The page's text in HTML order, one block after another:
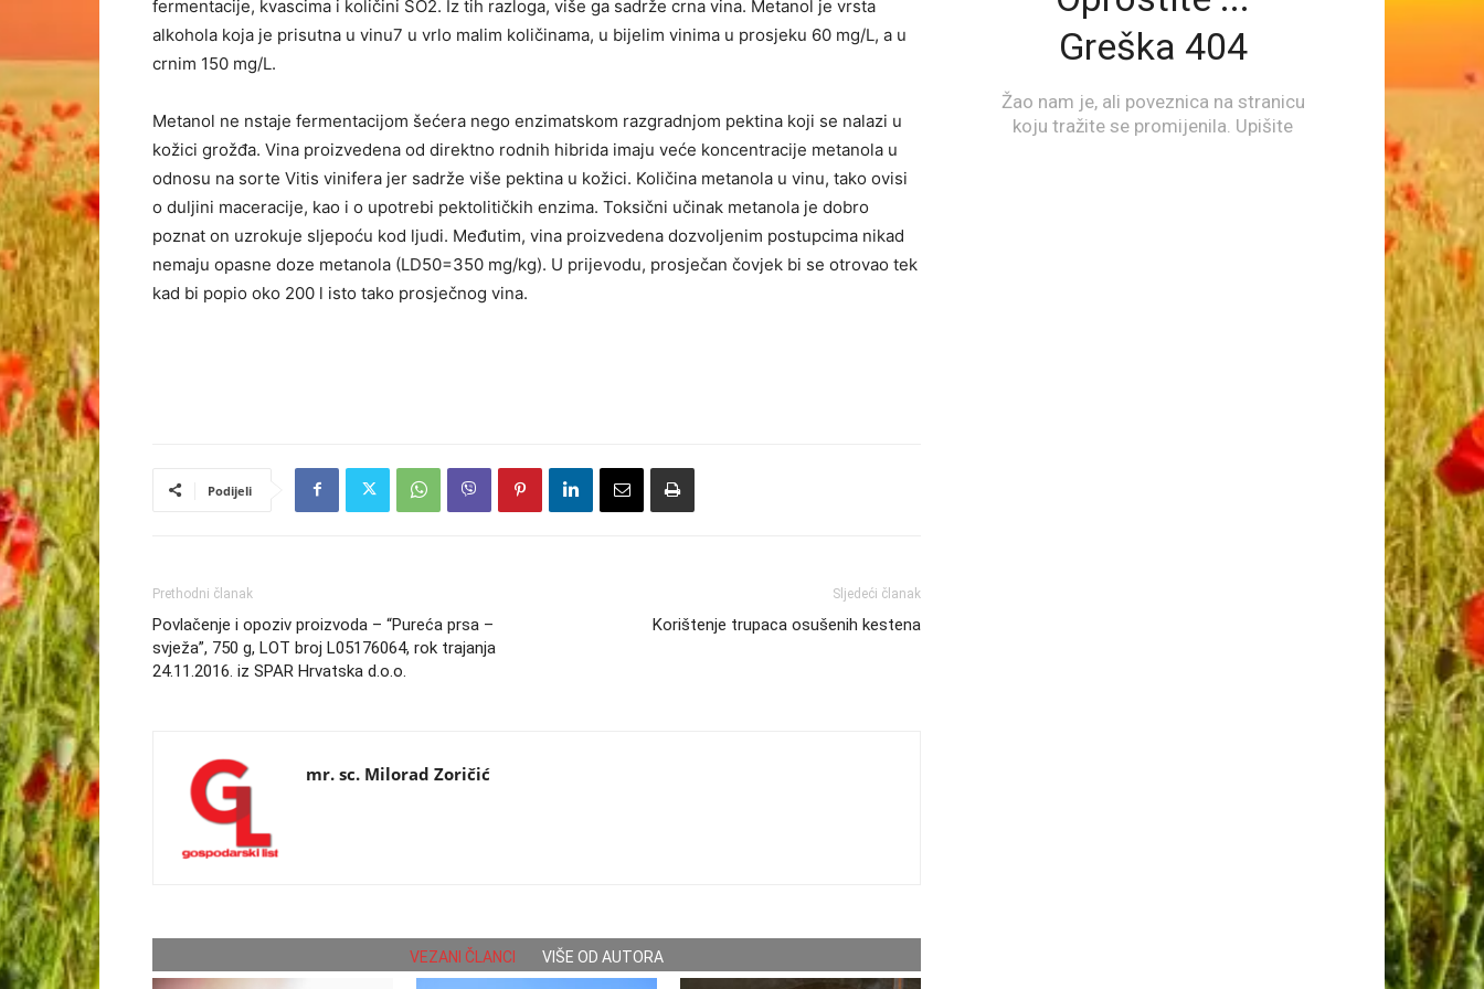
fermentacije, kvascima i količini SO2. Iz tih razloga, više ga sadrže crna vina. Metanol je vrsta
alkohola koja je prisutna u vinu7 u vrlo malim količinama, u bijelim vinima u prosjeku 60 mg/L, a u
crnim 150 mg/L.
Metanol ne nstaje fermentacijom šećera nego enzimatskom razgradnjom pektina koji se nalazi u
kožici grožđa. Vina proizvedena od direktno rodnih hibrida imaju veće koncentracije metanola u
odnosu na sorte Vitis vinifera jer sadrže više pektina u kožici. Količina metanola u vinu, tako ovisi
o duljini maceracije, kao i o upotrebi pektolitičkih enzima. Toksični učinak metanola je dobro
poznat on uzrokuje sljepoću kod ljudi. Međutim, vina proizvedena dozvoljenim postupcima nikad
nemaju opasne doze metanola (LD50=350 mg/kg). U prijevodu, prosječan čovjek bi se otrovao tek
kad bi popio oko 200 l isto tako prosječnog vina.
Podijeli
Prethodni članak
Povlačenje i opoziv proizvoda – “Pureća prsa –
svježa”, 750 g, LOT broj L05176064, rok trajanja
24.11.2016. iz SPAR Hrvatska d.o.o.
Sljedeći članak
Korištenje trupaca osušenih kestena
mr. sc. Milorad Zoričić
VEZANI ČLANCI VIŠE OD AUTORA